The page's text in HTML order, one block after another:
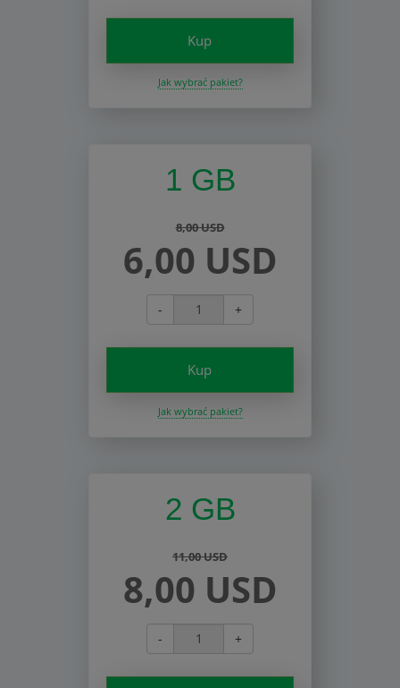
Kup
Jak wybrać pakiet?
1 GB
8,00 USD
6,00 USD
- +
Kup
Jak wybrać pakiet?
2 GB
11,00 USD
8,00 USD
- +